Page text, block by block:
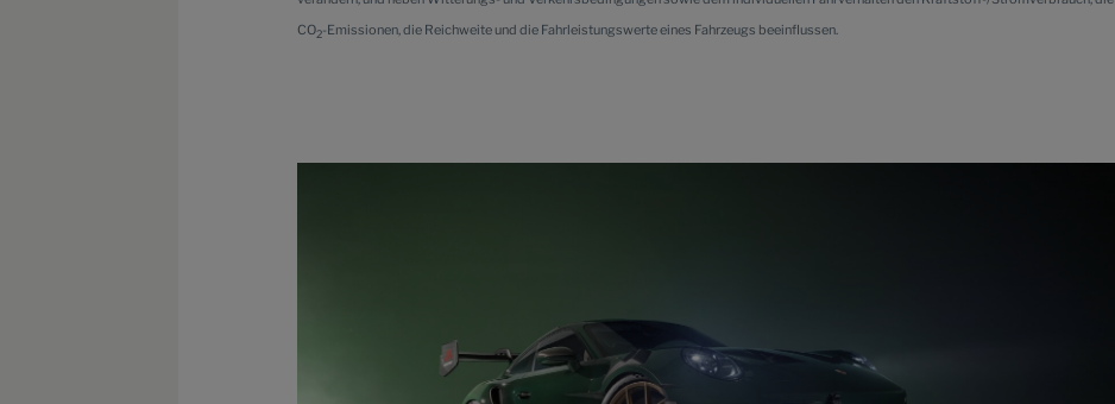
CO2-Emissionen, die Reichweite und die Fahrleistungswerte eines Fahrzeugs beeinflussen.